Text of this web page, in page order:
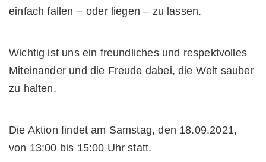
einfach fallen − oder liegen – zu lassen.
Wichtig ist uns ein freundliches und respektvolles
Miteinander und die Freude dabei, die Welt sauber
zu halten.
Die Aktion findet am Samstag, den 18.09.2021,
von 13:00 bis 15:00 Uhr statt.